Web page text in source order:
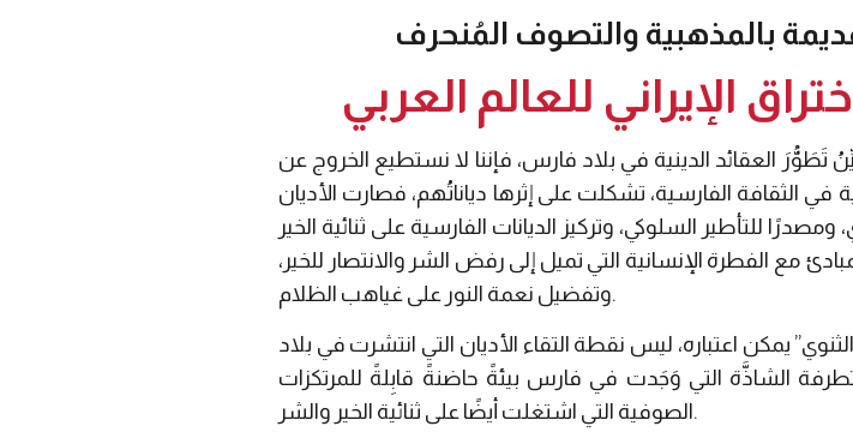
بالمذهبية والتصوف المُنحرف
الإيراني للعالم العربي
تَطَوُّرَ العقائد الدينية في بلاد فارس، فإننا لا نستطيع الخروج عن
في الثقافة الفارسية، تشكلت على إثرها دياناتُهم، فصارت الأديان
للتأطير السلوكي، وتركيز الديانات الفارسية على ثنائية الخير
مع الفطرة الإنسانية التي تميل إلى رفض الشر والانتصار للخير،
وتفضيل نعمة النور على غياهب الظلام.
يمكن اعتباره، ليس نقطة التقاء الأديان التي انتشرت في بلاد
الشاذَّة التي وَجَدت في فارس بيئةً حاضنةً قابِلةً للمرتكزات
الصوفية التي اشتغلت أيضًا على ثنائية الخير والشر.